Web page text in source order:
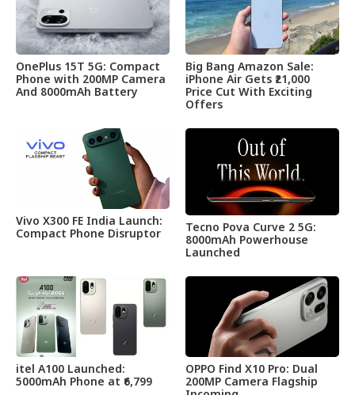
OnePlus 15T 5G: Compact
Phone with 200MP Camera
And 8000mAh Battery
Big Bang Amazon Sale:
iPhone Air Gets ₹21,000
Price Cut With Exciting
Offers
Vivo X300 FE India Launch:
Compact Phone Disruptor
Tecno Pova Curve 2 5G:
8000mAh Powerhouse
Launched
itel A100 Launched:
5000mAh Phone at ₹6,799
OPPO Find X10 Pro: Dual
200MP Camera Flagship